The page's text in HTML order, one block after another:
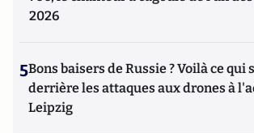
2026
5Bons baisers de Russie ? Voilà ce qui
derrière les attaques aux drones à
Leipzig